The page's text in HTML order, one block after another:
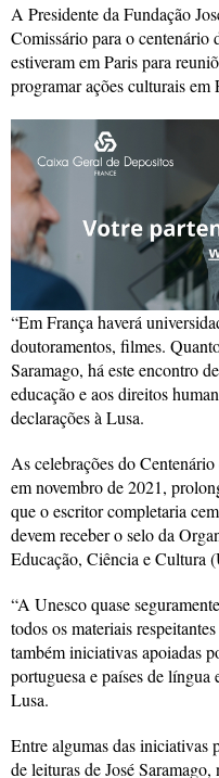
A Presidente da Fundação
Comissário para o centenário
estiveram em Paris para
programar ações culturais em
“Em França haverá
doutoramentos, filmes.
Saramago, há este encontro
educação e aos direitos
declarações à Lusa.
As celebrações do
em novembro de 2021,
que o escritor completaria
devem receber o selo da
Educação, Ciência e Cultura
“A Unesco quase
todos os materiais
também iniciativas apoiadas
portuguesa e países de
Lusa.
Entre algumas das iniciativas
de leituras de José